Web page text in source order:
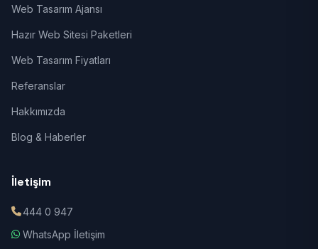
Web Tasarım Ajansı
Hazır Web Sitesi Paketleri
Web Tasarım Fiyatları
Referanslar
Hakkımızda
Blog & Haberler
İletişim
444 0 947
WhatsApp İletişim